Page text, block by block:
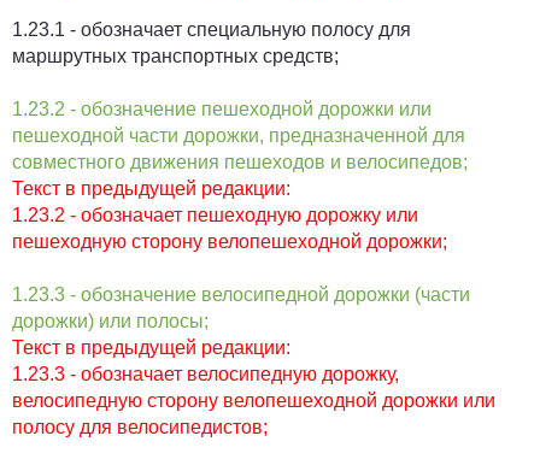
1.23.1 - обозначает специальную полосу для
маршрутных транспортных средств;
1.23.2 - обозначение пешеходной дорожки или
пешеходной части дорожки, предназначенной для
совместного движения пешеходов и велосипедов;
Текст в предыдущей редакции:
1.23.2 - обозначает пешеходную дорожку или
пешеходную сторону велопешеходной дорожки;
1.23.3 - обозначение велосипедной дорожки (части
дорожки) или полосы;
Текст в предыдущей редакции:
1.23.3 - обозначает велосипедную дорожку,
велосипедную сторону велопешеходной дорожки или
полосу для велосипедистов;